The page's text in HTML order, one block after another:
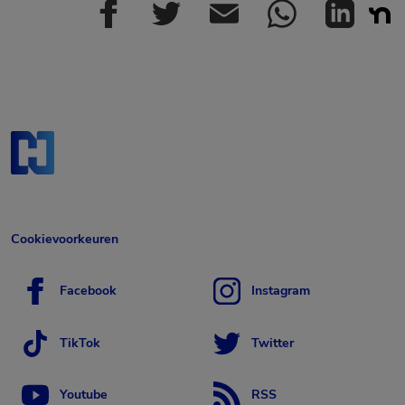
Cookievoorkeuren
Facebook Instagram
TikTok Twitter
Youtube RSS